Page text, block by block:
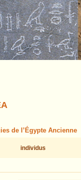
de l’Égypte Ancienne
individus